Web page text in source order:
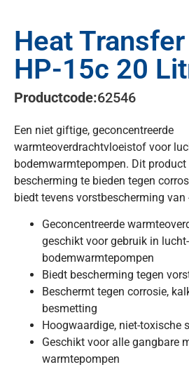
Heat
HP-15c 20
Productcode:62546
Een niet giftige, geconcentreerde
warmteoverdrachtvloeistof voor
bodemwarmtepompen. Dit
bescherming te bieden tegen
biedt tevens vorstbescherming van
Geconcentreerde
geschikt voor gebruik in
bodemwarmtepompen
Biedt bescherming tegen
Beschermt tegen corrosie,
besmetting
Hoogwaardige, niet-toxische
Geschikt voor alle gangbare
warmtepompen